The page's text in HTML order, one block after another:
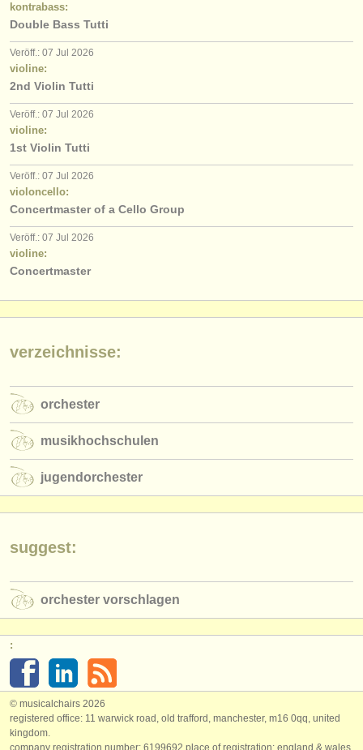
kontrabass:
Double Bass Tutti
Veröff.: 07 Jul 2026
violine:
2nd Violin Tutti
Veröff.: 07 Jul 2026
violine:
1st Violin Tutti
Veröff.: 07 Jul 2026
violoncello:
Concertmaster of a Cello Group
Veröff.: 07 Jul 2026
violine:
Concertmaster
verzeichnisse:
orchester
musikhochschulen
jugendorchester
suggest:
orchester vorschlagen
:
© musicalchairs 2026
registered office: 11 warwick road, old trafford, manchester, m16 0qq, united
kingdom.
company registration number: ​6199692 place of registration: england & wales